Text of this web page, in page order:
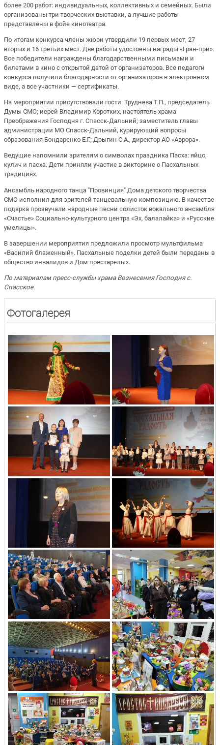
более 200 работ: индивидуальных, коллективных и семейных. Были
организованы три творческих выставки, а лучшие работы
представлены в фойе кинотеатра.
По итогам конкурса члены жюри утвердили 19 первых мест, 27
вторых и 16 третьих мест. Две работы удостоены награды «Гран-при».
Все победители награждены благодарственными письмами и
билетами в кино с открытой датой от организаторов. Все педагоги
конкурса получили благодарности от организаторов в электронном
виде, а все участники — сертификаты.
На мероприятии присутствовали гости: Труднева Т.П., председатель
Думы СМО; иерей Владимир Коротких, настоятель храма
Преображения Господня г. Спасск-Дальний; заместитель главы
администрации МО Спасск-Дальний, курирующий вопросы
образования Бондаренко Е.Г.; Дрыгин О.А., директор АО «Аврора».
Ведущие напомнили зрителям о символах праздника Пасха: яйцо,
кулич и пасха. Дети приняли участие в викторине о Пасхальных
традициях.
Ансамбль народного танца "Провинция" Дома детского творчества
СМО исполнил для зрителей танцевальную композицию. В качестве
подарка прозвучали народные песни солисток вокального ансамбля
«Счастье» Социально-культурного центра «Эх, балалайка» и «Русские
умелицы».
В завершении мероприятия предложили просмотр мультфильма
«Василий блаженный». Пасхальные поделки детей были переданы в
общество инвалидов и Дом престарелых.
По материалам пресс-службы храма Вознесения Господня с.
Спасское.
Фотогалерея